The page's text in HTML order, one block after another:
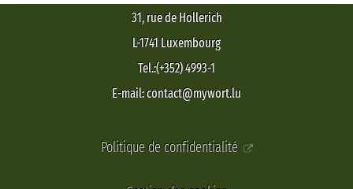
31, rue de Hollerich
L-1741 Luxembourg
Tel.:(+352) 4993-1
E-mail: contact@mywort.lu
Politique de confidentialité